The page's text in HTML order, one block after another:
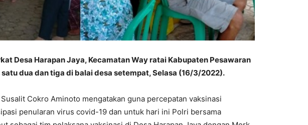
Desa Harapan Jaya, Kecamatan Way ratai Kabupaten Pesawaran
dua dan tiga di balai desa setempat, Selasa (16/3/2022).
Cokro Aminoto mengatakan guna percepatan vaksinasi
penularan virus covid-19 dan untuk hari ini Polri bersama